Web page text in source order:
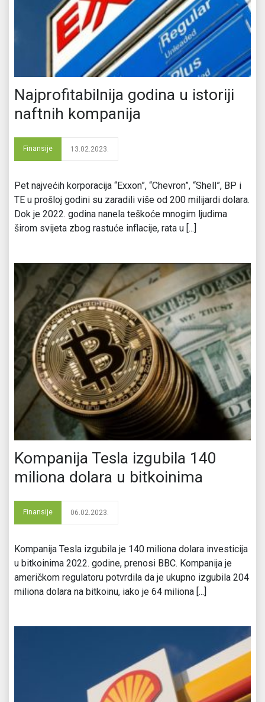
Najprofitabilnija godina u istoriji
naftnih kompanija
Finansije 13.02.2023.
Pet najvećih korporacija “Exxon”, “Chevron”, “Shell”, BP i
TE u prošloj godini su zaradili više od 200 milijardi dolara.
Dok je 2022. godina nanela teškoće mnogim ljudima
širom svijeta zbog rastuće inflacije, rata u [...]
Kompanija Tesla izgubila 140
miliona dolara u bitkoinima
Finansije 06.02.2023.
Kompanija Tesla izgubila je 140 miliona dolara investicija
u bitkoinima 2022. godine, prenosi BBC. Kompanija je
američkom regulatoru potvrdila da je ukupno izgubila 204
miliona dolara na bitkoinu, iako je 64 miliona [...]